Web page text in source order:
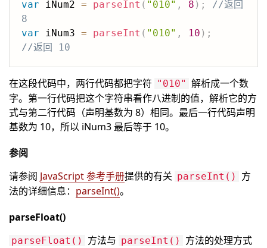
var iNum2 = parseInt ( "010" , 8 ) ;
//返回
8
var iNum3 = parseInt ( "010" , 10 ) ;
//返回 10
在这段代码中，两行代码都把字符 "010" 解析成一个数
字。第一行代码把这个字符串看作八进制的值，解析它的方
式与第二行代码（声明基数为 8）相同。最后一行代码声明
基数为 10，所以 iNum3 最后等于 10。
参阅
请参阅 JavaScript 参考手册提供的有关 parseInt()
方
法的详细信息： parseInt()。
parseFloat()
parseFloat() 方法与 parseInt()
方法的处理方式